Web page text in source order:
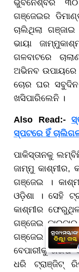
ଭୁବନେଶ୍ବର
ଗଞ୍ଜେଇର
ଚାଲିଥିଲା ଗଞ୍ଜାଇ
ଭାୟା
ଗଳବାଟରେ
ଅଭିନବ ଉପାୟରେ
ଚୋର ଘର
ଖସିପାରିଲେନି ।
Also Read:-
ସ୍ପଟରେ ହିଁ
ପାକିସ୍ତାନକୁ
ଜାମ୍ମୁ କାଶ୍ମୀର,
ଗଞ୍ଜେଇ ।
ଓଡ଼ିଶା । ସେହି
କାଶ୍ମୀର
ଗଞ୍ଜେଇ
ଗଞ୍ଜେଇ
ବେପାରୀକୁ ଗିରଫ
ଧରି ଟ୍ରାଞ୍ଜିଟ୍